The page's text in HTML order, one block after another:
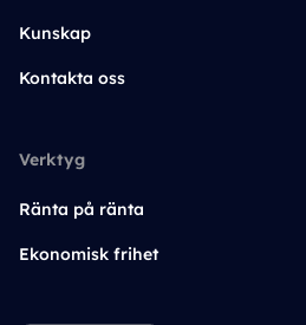
Kunskap
Kontakta oss
Verktyg
Ränta på ränta
Ekonomisk frihet